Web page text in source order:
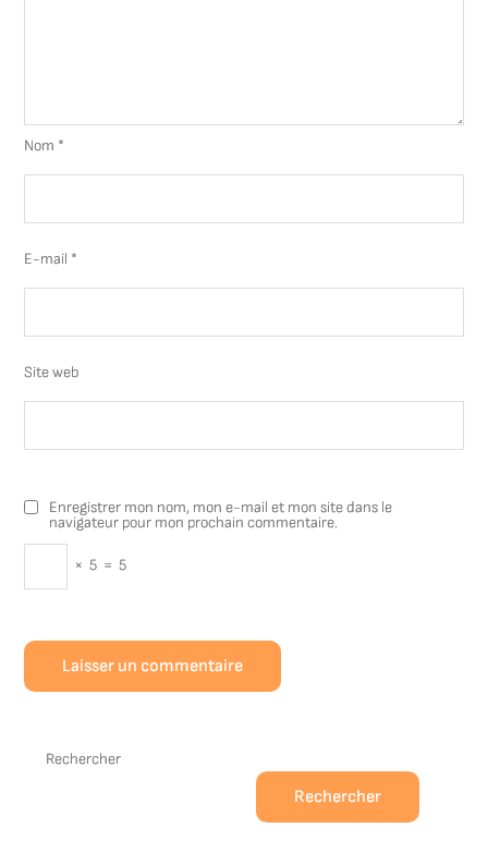
Nom *
E-mail *
Site web
Enregistrer mon nom, mon e-mail et mon site dans le
navigateur pour mon prochain commentaire.
× 5 = 5
Rechercher
Rechercher